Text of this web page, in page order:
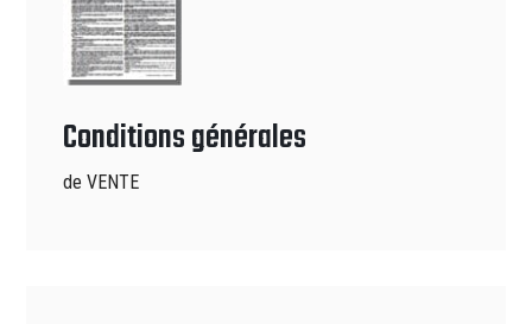
Conditions générales
de VENTE